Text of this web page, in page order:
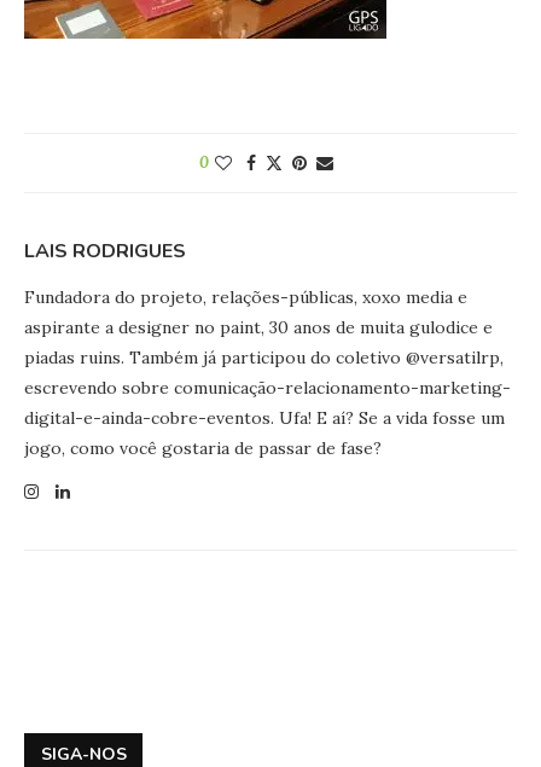
0
LAIS RODRIGUES
Fundadora do projeto, relações-públicas, xoxo media e
aspirante a designer no paint, 30 anos de muita gulodice e
piadas ruins. Também já participou do coletivo @versatilrp,
escrevendo sobre comunicação-relacionamento-marketing-
digital-e-ainda-cobre-eventos. Ufa! E aí? Se a vida fosse um
jogo, como você gostaria de passar de fase?
SIGA-NOS